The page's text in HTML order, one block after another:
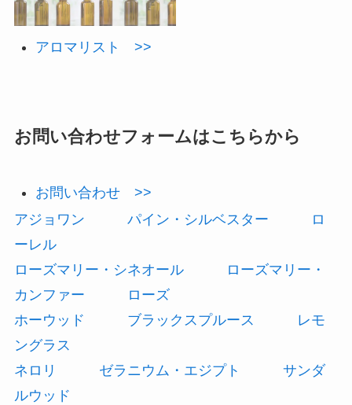
アロマリスト >>
お問い合わせフォームはこちらから
お問い合わせ >>
アジョワン
パイン・シルベスター
ロ
ーレル
ローズマリー・シネオール
ローズマリー・
カンファー
ローズ
ホーウッド
ブラックスプルース
レモ
ングラス
ネロリ
ゼラニウム・エジプト
サンダ
ルウッド